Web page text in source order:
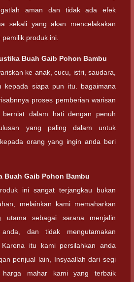
aman dan tidak ada efek
sekali yang akan mencelakakan
produk ini.
Buah Gaib Pohon Bambu
ke anak, cucu, istri, saudara,
kepada siapa pun itu. bagaimana
proses pemberian warisan
dalam hati dengan penuh
yang paling dalam untuk
orang yang ingin anda beri
Buah Gaib Pohon Bambu
ini sangat terjangkau bukan
melainkan kami memaharkan
utama sebagai sarana menjalin
dan tidak mengutamakan
itu kami persilahkan anda
penjual lain, Insyaallah dari segi
harga mahar kami yang terbaik